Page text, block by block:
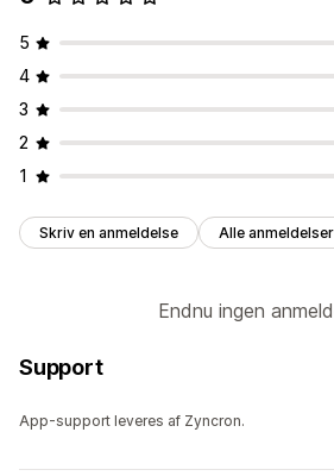
5
4
3
2
1
Skriv en anmeldelse Alle anmeldelser
Endnu ingen
Support
App-support leveres af Zyncron.